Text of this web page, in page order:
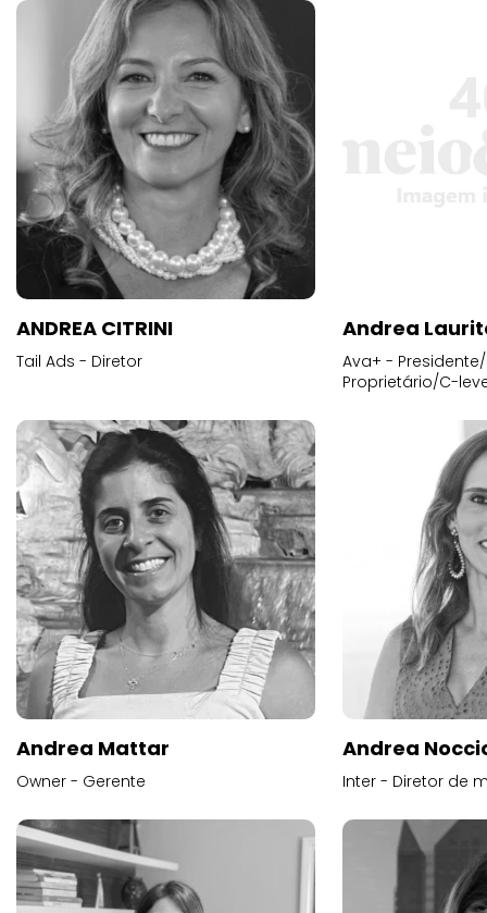
ANDREA CITRINI
Tail Ads - Diretor
Andrea
Ava+ -
Proprietário/C-
Andrea Mattar
Owner - Gerente
Andrea
Inter - Diretor de